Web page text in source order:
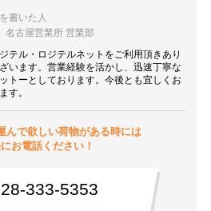
書いた人
名古屋営業所 営業部
テル・ロジテルネットをご利用頂きあり
います。営業経験を活かし、迅速丁寧な
トーとしております。今後とも宜しくお
す。
んで欲しい荷物がある時には
お電話ください！
333-5353